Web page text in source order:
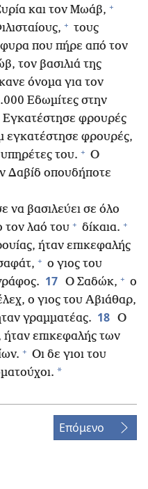
και τον Μωάβ, +
+ τους
που πήρε από τον
τον βασιλιά της
όνομα για τον
Εδωμίτες στην
Εγκατέστησε φρουρές
φρουρές,
του. + Ο
Δαβίδ οπουδήποτε
να βασιλεύει σε όλο
τον λαό του + δίκαια. +
ήταν επικεφαλής
+ ο γιος του
17 Ο Σαδώκ, + ο
ο γιος του Αβιάθαρ,
γραμματέας. 18 Ο
ήταν επικεφαλής των
+ Οι δε γιοι του
*
Επόμενο